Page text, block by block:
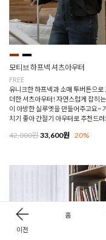
이전
홈
모티브 하프넥 셔츠아우터
FREE
유니크한 하프넥과 소매 투버튼으로
더한 셔츠아우터! 자연스럽게 잡히
이 아방한 실루엣을 만들어주고요~
치기 좋아 간절기 아우터로 추천드려
42,000원33,600원 20%